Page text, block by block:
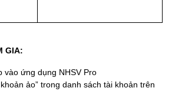
GIA:
ứng dụng NHSV Pro
ảo” trong danh sách tài khoản trên